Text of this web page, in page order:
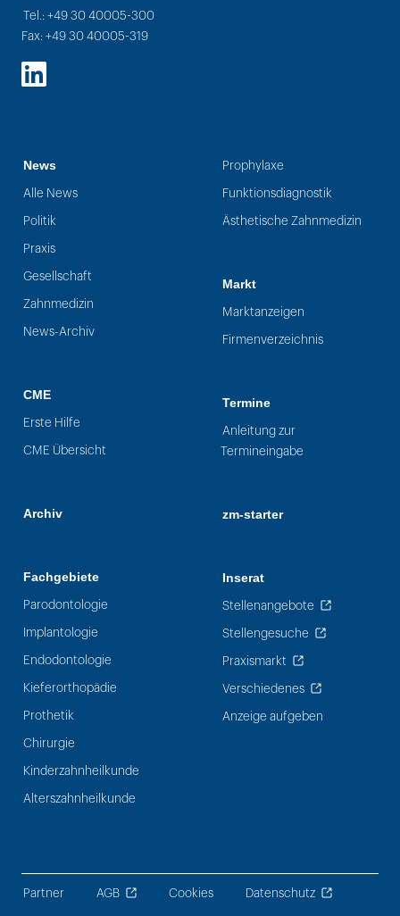
Tel.: +49 30 40005-300
Fax: +49 30 40005-319
LinkedIn
News
Alle News
Politik
Praxis
Gesellschaft
Zahnmedizin
News-Archiv
CME
Erste Hilfe
CME Übersicht
Archiv
Fachgebiete
Parodontologie
Implantologie
Endodontologie
Kieferorthopädie
Prothetik
Chirurgie
Kinderzahnheilkunde
Alterszahnheilkunde
Prophylaxe
Funktionsdiagnostik
Ästhetische Zahnmedizin
Markt
Marktanzeigen
Firmenverzeichnis
Termine
Anleitung zur
Termineingabe
zm-starter
Inserat
Stellenangebote
Stellengesuche
Praxismarkt
Verschiedenes
Anzeige aufgeben
Partner AGB Cookies Datenschutz